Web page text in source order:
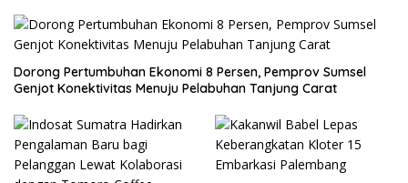
Dorong Pertumbuhan Ekonomi 8 Persen, Pemprov Sumsel
Genjot Konektivitas Menuju Pelabuhan Tanjung Carat